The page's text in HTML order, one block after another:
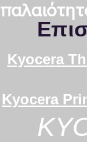
Kyocera
Kyocera